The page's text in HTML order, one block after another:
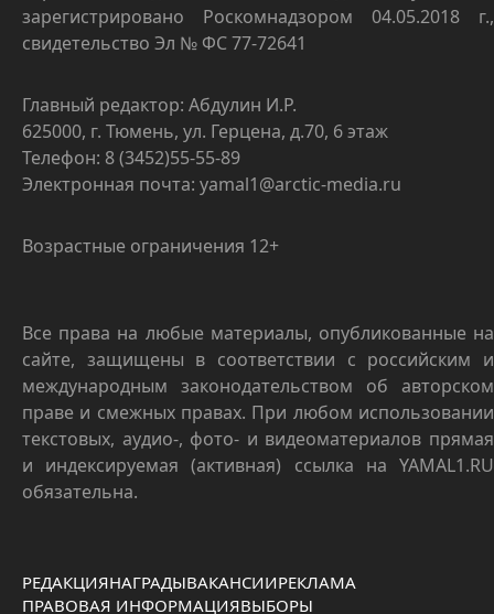
зарегистрировано Роскомнадзором 04.05.2018 г.,
свидетельство Эл № ФС 77-72641
Главный редактор: Абдулин И.Р.
625000, г. Тюмень, ул. Герцена, д.70, 6 этаж
Телефон: 8 (3452)55-55-89
Электронная почта: yamal1@arctic-media.ru
Возрастные ограничения 12+
Все права на любые материалы, опубликованные на
сайте, защищены в соответствии с российским и
международным законодательством об авторском
праве и смежных правах. При любом использовании
текстовых, аудио-, фото- и видеоматериалов прямая
и индексируемая (активная) ссылка на YAMAL1.RU
обязательна.
РЕДАКЦИЯНАГРАДЫВАКАНСИИРЕКЛАМА
ПРАВОВАЯ ИНФОРМАЦИЯВЫБОРЫ